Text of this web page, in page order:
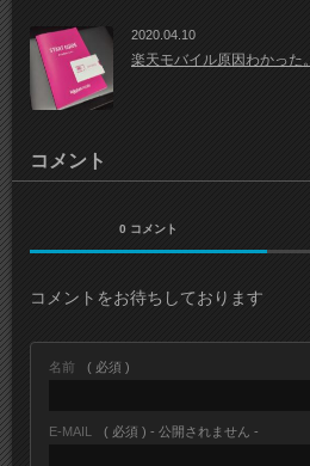
2020.04.10
楽天モバイル原因わかった。
コメント
0 コメント
コメントをお待ちしております
名前 ( 必須 )
E-MAIL ( 必須 ) - 公開されません -